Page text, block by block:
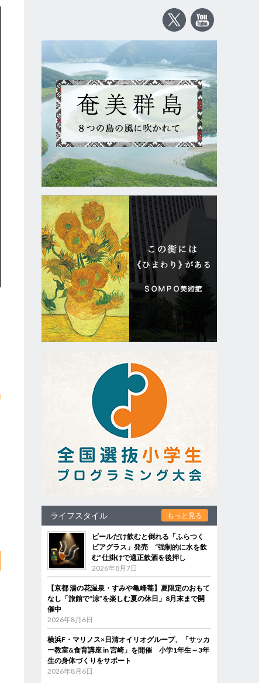
ライフスタイル もっと見る
ビールだけ飲むと倒れる「ふらつく
ビアグラス」発売 “強制的に水を飲
む”仕掛けで適正飲酒を後押し
2026年8月7日
【京都 湯の花温泉・すみや亀峰菴】夏限定のおもて
なし「旅館で“涼”を楽しむ夏の休日」8月末まで開
催中
2026年8月6日
横浜F・マリノス×日清オイリオグループ、「サッカ
ー教室&食育講座 in 宮崎」を開催 小学1年生～3年
生の身体づくりをサポート
2026年8月6日